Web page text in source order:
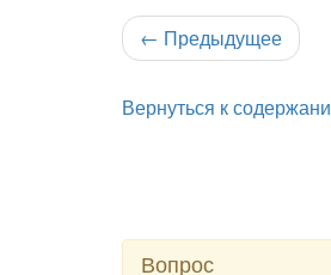
← Предыдущее
Вернуться к
Вопрос